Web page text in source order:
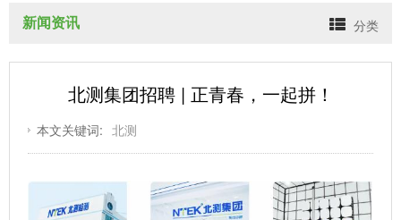
新闻资讯 分类
北测集团招聘 | 正青春，一起拼！
本文关键词: 北测